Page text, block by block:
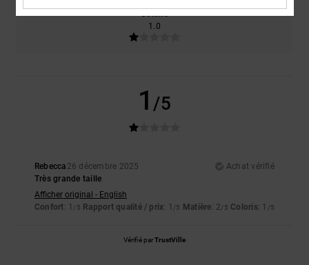
Coloris
1.0
1 /5
Rebecca 26 décembre 2025
Achat vérifié
Très grande taille
Afficher original - English
Confort: 1 /5 Rapport qualité / prix: 1 /5 Matière: 2/5 Coloris: 1 /5
Vérifié parTrustVille